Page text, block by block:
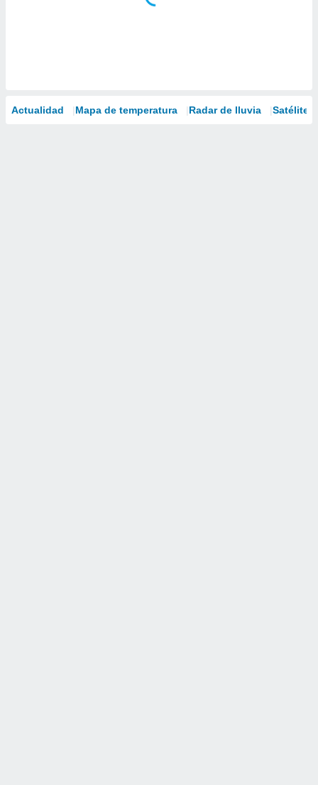
Actualidad Mapa de temperatura Radar de lluvia Satélites